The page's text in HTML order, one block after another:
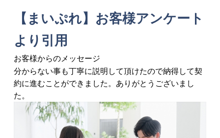
【まいぷれ】お客様アンケート
より引用
お客様からのメッセージ
分からない事も丁寧に説明して頂けたので納得して契
約に進むことができました。ありがとうございまし
た。